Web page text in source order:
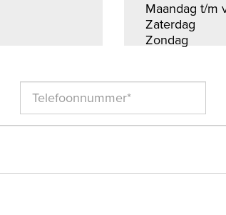
Maandag t/m
Zaterdag
Zondag